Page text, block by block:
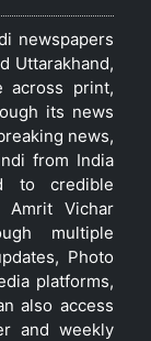
newspapers
Uttarakhand,
across print,
its news
news,
from India
to credible
Amrit Vichar
multiple
Photo
platforms,
also access
and weekly